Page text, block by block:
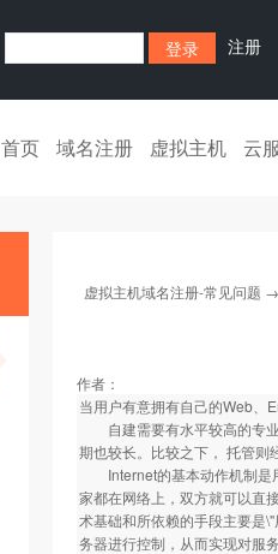
注册
首页 域名注册 虚拟主机 云
虚拟主机域名注册-常见问题
作者：
当用户有意拥有自己的Web、
自建需要有水平较高的专业
期也较长。比较之下， 托管则
Internet的基本动作机制是
家都在网络上，双方就可以直
术基础和所依赖的手段主要是
务器进行控制，从而实现对服